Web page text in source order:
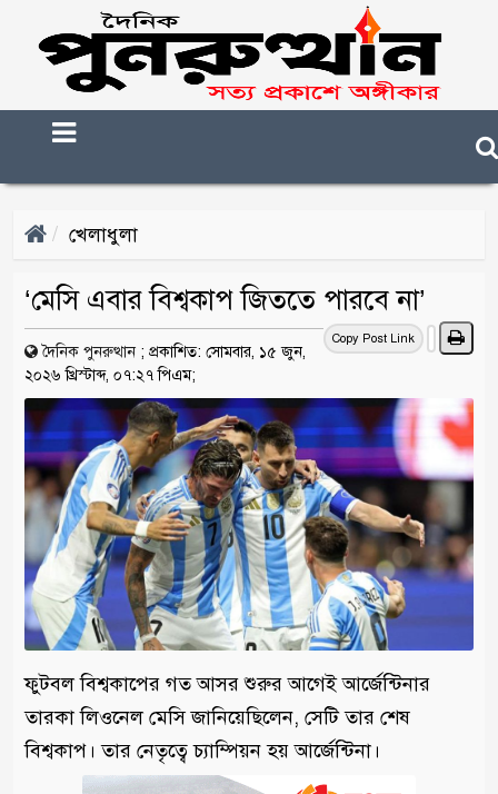
খেলাধুলা
‘মেসি এবার বিশ্বকাপ জিততে পারবে না’
Copy Post Link
দৈনিক পুনরুত্থান ; প্রকাশিত: সোমবার, ১৫ জুন,
২০২৬ খ্রিস্টাব্দ, ০৭:২৭ পিএম;
ফুটবল বিশ্বকাপের গত আসর শুরুর আগেই আর্জেন্টিনার
তারকা লিওনেল মেসি জানিয়েছিলেন, সেটি তার শেষ
বিশ্বকাপ। তার নেতৃত্বে চ্যাম্পিয়ন হয় আর্জেন্টিনা।